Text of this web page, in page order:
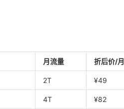
月流量 折后价/月
2T ¥49
4T ¥82